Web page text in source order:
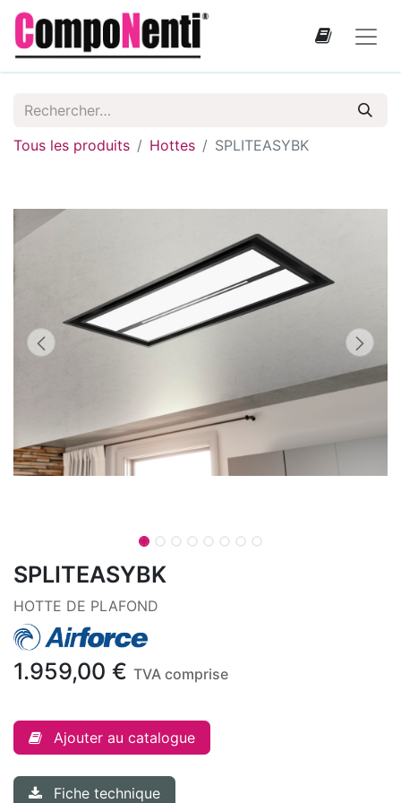
Tous les produits Hottes SPLITEASYBK
SPLITEASYBK
HOTTE DE PLAFOND
1.959,00 € TVA comprise
Ajouter au catalogue
Fiche technique